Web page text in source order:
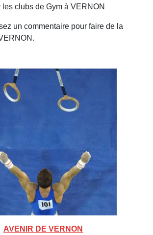
les clubs de Gym à VERNON
un commentaire pour faire de la
AVENIR DE VERNON